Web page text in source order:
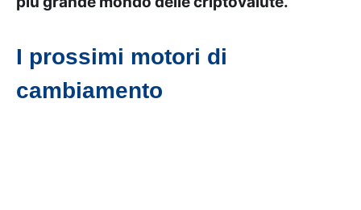
I prossimi motori di
cambiamento